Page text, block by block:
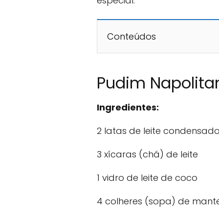
Conteúdos
Pudim
Ingredientes:
2 latas de leite condensado
3 xícaras (chá) de leite
1 vidro de leite de coco
4 colheres (sopa) de